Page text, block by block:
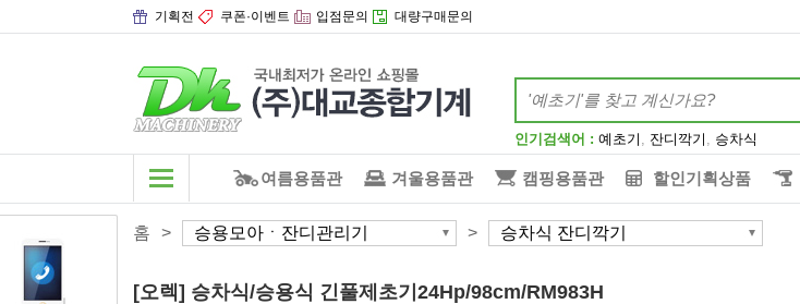
기획전 쿠폰·이벤트 입점문의 대량구매문의
인기검색어 : 예초기 , 잔디깍기 , 승차식
여름용품관 겨울용품관 캠핑용품관 할인기획상품
홈 > 승용모아ㆍ잔디관리기 > 승차식 잔디깍기
[오렉] 승차식/승용식 긴풀제초기24Hp/98cm/RM983H